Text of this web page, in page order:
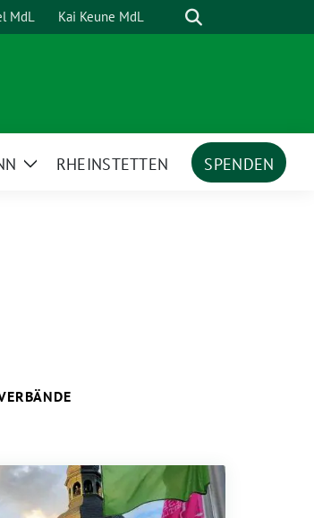
MdL Kai Keune MdL Suche
ZeigeRHEINSTETTEN SPENDEN